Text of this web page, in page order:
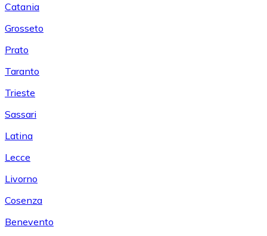
Catania
Grosseto
Prato
Taranto
Trieste
Sassari
Latina
Lecce
Livorno
Cosenza
Benevento